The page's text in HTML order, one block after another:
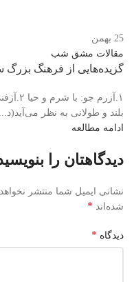
25 بهمن
مقالات مشق شب
️گزیده‌هایی از فرهنگ بزرگ
بلند و طولانی به نظر می‌آید(د...
ادامه مطالعه
دیدگاهتان را
نشانی ایمیل شما منتشر
شده‌اند *
دیدگاه *